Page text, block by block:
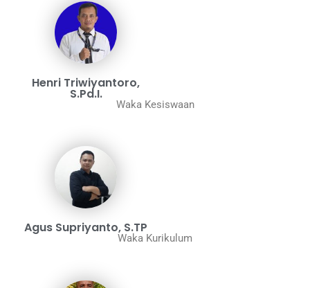
Henri Triwiyantoro,
S.Pd.I.
Waka Kesiswaan
Agus Supriyanto, S.TP
Waka Kurikulum